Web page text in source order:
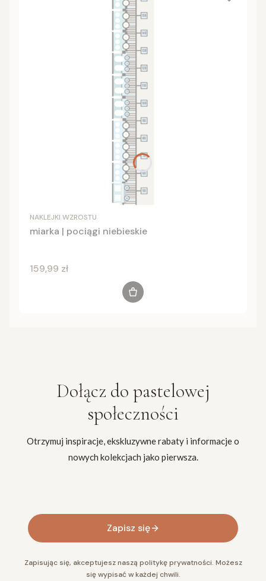
NAKLEJKI WZROSTU
miarka | pociągi niebieskie
Cena
159,99 zł
Do koszyka
Dołącz do pastelowej
społeczności
Otrzymuj inspiracje, ekskluzywne rabaty i informacje o
nowych kolekcjach jako pierwsza.
Zapisz się
Zapisując się, akceptujesz naszą politykę prywatności. Możesz
się wypisać w każdej chwili.